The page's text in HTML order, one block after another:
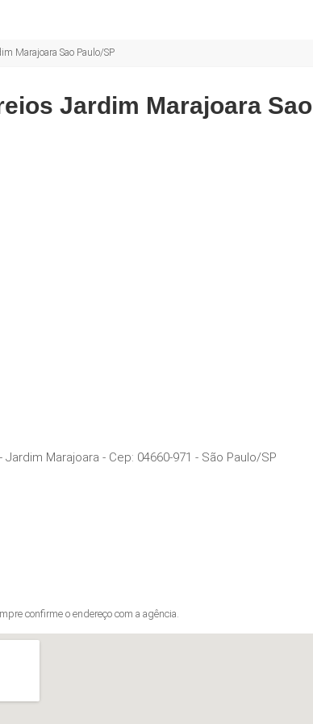
Marajoara Sao Paulo/SP
Jardim Marajoara Sao
Jardim Marajoara - Cep: 04660-971 - São Paulo/SP
confirme o endereço com a agência.